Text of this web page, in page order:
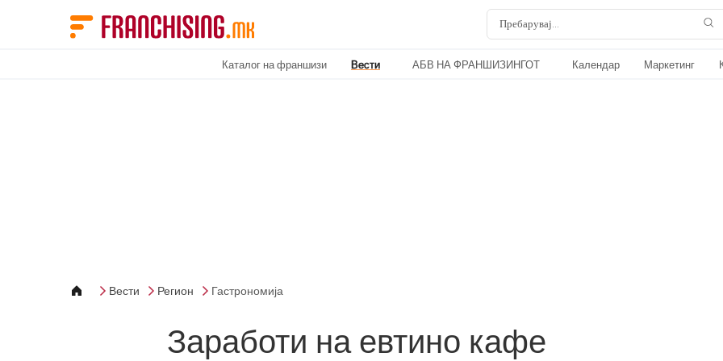
Каталог на франшизи Вести АБВ НА ФРАНШИЗИНГОТ Календар Маркетинг
Вести Регион Гастрономија
Заработи на евтино кафе